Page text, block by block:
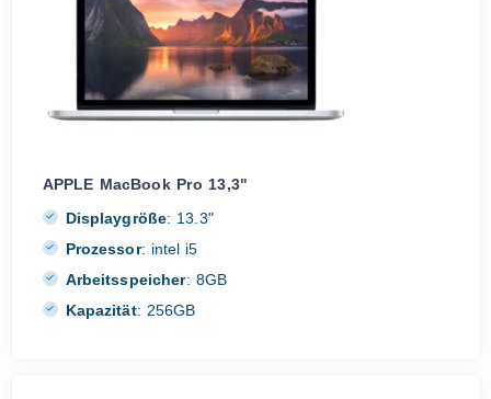
APPLE MacBook Pro 13,3"
Displaygröße: 13.3"
Prozessor: intel i5
Arbeitsspeicher: 8GB
Kapazität: 256GB